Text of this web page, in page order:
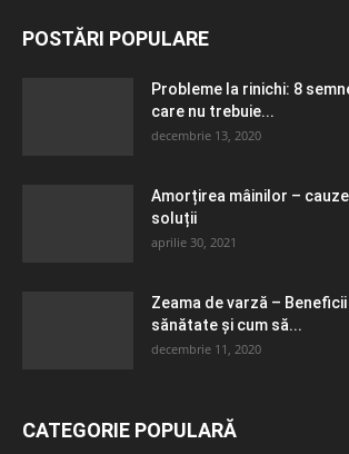
POSTĂRI POPULARE
Probleme la rinichi: 8
care nu trebuie...
decembrie 13, 2020
Amorțirea mâinilor –
soluții
aprilie 30, 2021
Zeama de varză –
sănătate și cum să...
decembrie 11, 2020
CATEGORIE POPULARĂ